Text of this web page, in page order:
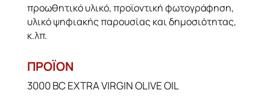
προωθητικό υλικό, προϊοντική φωτογράφηση,
υλικό ψηφιακής παρουσίας και δημοσιότητας,
κ.λπ.
ΠΡΟΪΟΝ
3000 BC EXTRA VIRGIN OLIVE OIL